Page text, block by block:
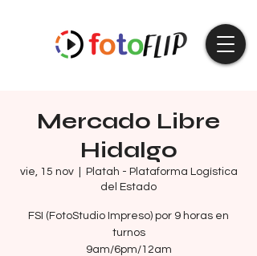
Mercado Libre
Hidalgo
vie, 15 nov
  |
Platah - Plataforma Logística
del Estado
FSI (FotoStudio Impreso) por 9 horas en
turnos
9am/6pm/12am